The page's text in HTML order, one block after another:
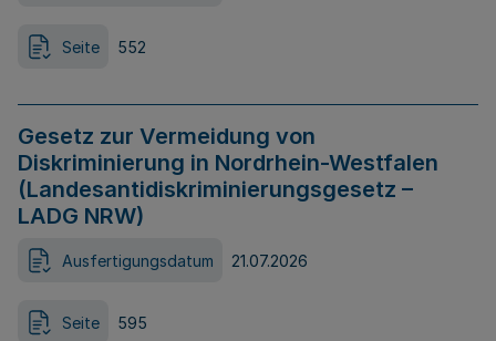
Seite 552
Gesetz zur Vermeidung von
Diskriminierung in Nordrhein-Westfalen
(Landesantidiskriminierungsgesetz –
LADG NRW)
Ausfertigungsdatum 21.07.2026
Seite 595